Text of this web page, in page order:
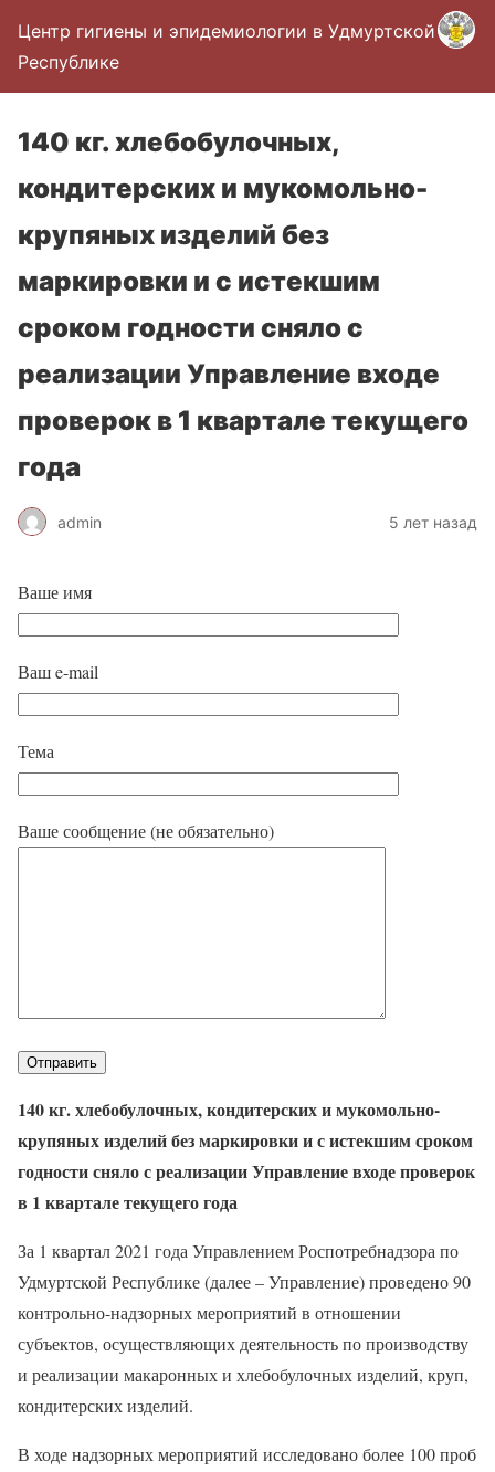
Центр гигиены и эпидемиологии в Удмуртской
Республике
140 кг. хлебобулочных,
кондитерских и мукомольно-
крупяных изделий без
маркировки и с истекшим
сроком годности сняло с
реализации Управление входе
проверок в 1 квартале текущего
года
admin 5 лет назад
Ваше имя
Ваш e-mail
Тема
Ваше сообщение (не обязательно)
140 кг. хлебобулочных, кондитерских и мукомольно-
крупяных изделий без маркировки и с истекшим сроком
годности сняло с реализации Управление входе проверок
в 1 квартале текущего года
За 1 квартал 2021 года Управлением Роспотребнадзора по
Удмуртской Республике (далее – Управление) проведено 90
контрольно-надзорных мероприятий в отношении
субъектов, осуществляющих деятельность по производству
и реализации макаронных и хлебобулочных изделий, круп,
кондитерских изделий.
В ходе надзорных мероприятий исследовано более 100 проб